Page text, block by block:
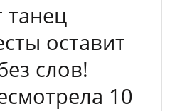
танец
оставит
слов!
10